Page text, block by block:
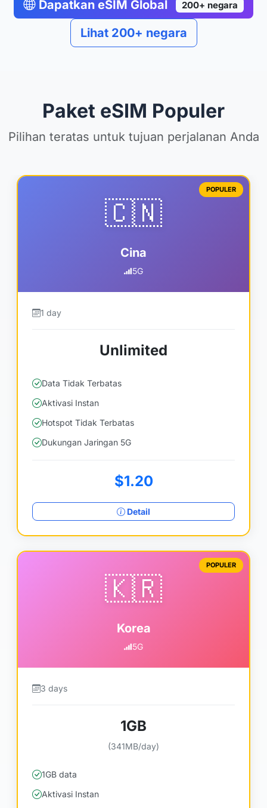
Dapatkan eSIM Global 200+ negara
Lihat 200+ negara
Paket eSIM Populer
Pilihan teratas untuk tujuan perjalanan Anda
POPULER
🇨🇳
Cina
5G
1 day
Unlimited
Data Tidak Terbatas
Aktivasi Instan
Hotspot Tidak Terbatas
Dukungan Jaringan 5G
$1.20
Detail
POPULER
🇰🇷
Korea
5G
3 days
1GB
(341MB/day)
1GB data
Aktivasi Instan